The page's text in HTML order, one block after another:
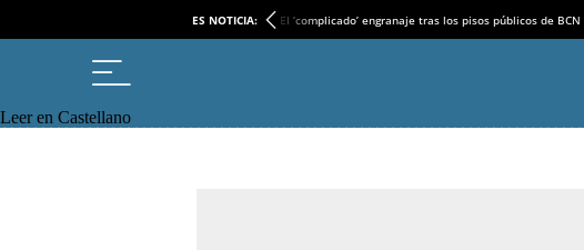
ES NOTICIA: El ‘complicado’ engranaje tras los pisos públicos de BCN
Leer en Castellano